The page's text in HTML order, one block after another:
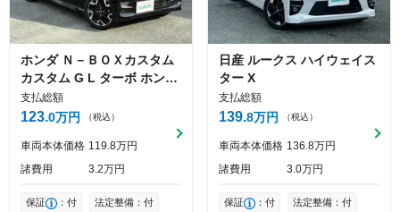
ホンダ Ｎ－ＢＯＸカスタム
カスタム G L ターボ ホンダ
センシング
支払総額
123 0万円 （税込）
車両本体価格 119 8万円
諸費用
3 2万円
保証 ：付 法定整備：付
日産 ルークス ハイウェイス
ター X
支払総額
139 8万円 （税込）
車両本体価格 136 8万円
諸費用
3 0万円
保証 ：付 法定整備：付